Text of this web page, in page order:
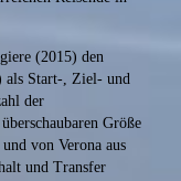
(2015) den
als Start-, Ziel- und
der
Größe
von Verona aus
und Transfer